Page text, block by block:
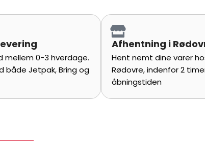
mellem 0-3 hverdage.
både Jetpak, Bring og
Afhentning i
Hent nemt dine varer
Rødovre, indenfor 2
åbningstiden